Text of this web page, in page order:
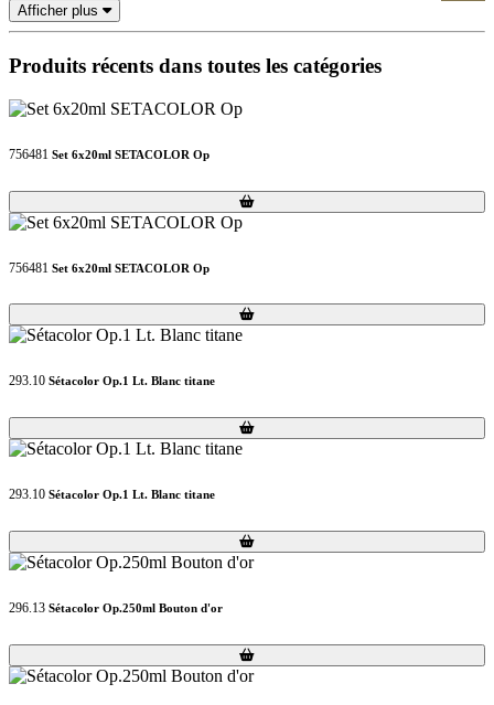
Afficher plus
Produits récents dans toutes les catégories
756481 Set 6x20ml SETACOLOR Op
Loading...
Loading...
756481 Set 6x20ml SETACOLOR Op
Loading...
Loading...
293.10 Sétacolor Op.1 Lt. Blanc titane
Loading...
Loading...
293.10 Sétacolor Op.1 Lt. Blanc titane
Loading...
Loading...
296.13 Sétacolor Op.250ml Bouton d'or
Loading...
Loading...